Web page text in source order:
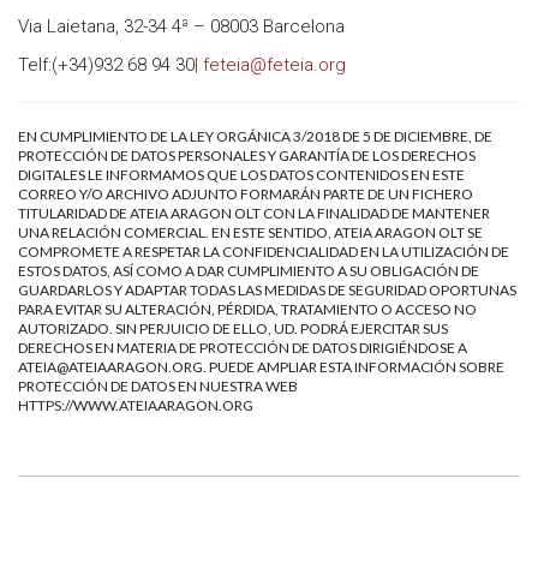
Via Laietana, 32-34 4ª – 08003 Barcelona
Telf:(+34)932 68 94 30| feteia@feteia.org
EN CUMPLIMIENTO DE LA LEY ORGÁNICA 3/2018 DE 5 DE DICIEMBRE, DE
PROTECCIÓN DE DATOS PERSONALES Y GARANTÍA DE LOS DERECHOS
DIGITALES LE INFORMAMOS QUE LOS DATOS CONTENIDOS EN ESTE
CORREO Y/O ARCHIVO ADJUNTO FORMARÁN PARTE DE UN FICHERO
TITULARIDAD DE ATEIA ARAGON OLT CON LA FINALIDAD DE MANTENER
UNA RELACIÓN COMERCIAL. EN ESTE SENTIDO, ATEIA ARAGON OLT SE
COMPROMETE A RESPETAR LA CONFIDENCIALIDAD EN LA UTILIZACIÓN DE
ESTOS DATOS, ASÍ COMO A DAR CUMPLIMIENTO A SU OBLIGACIÓN DE
GUARDARLOS Y ADAPTAR TODAS LAS MEDIDAS DE SEGURIDAD OPORTUNAS
PARA EVITAR SU ALTERACIÓN, PÉRDIDA, TRATAMIENTO O ACCESO NO
AUTORIZADO. SIN PERJUICIO DE ELLO, UD. PODRÁ EJERCITAR SUS
DERECHOS EN MATERIA DE PROTECCIÓN DE DATOS DIRIGIÉNDOSE A
ATEIA@ATEIAARAGON.ORG . PUEDE AMPLIAR ESTA INFORMACIÓN SOBRE
PROTECCIÓN DE DATOS EN NUESTRA WEB
HTTPS://WWW.ATEIAARAGON.ORG